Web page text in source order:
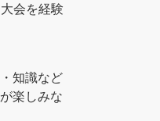
会を経験
知識など
楽しみな